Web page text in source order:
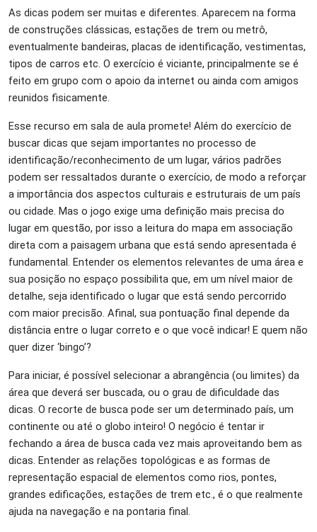
As dicas podem ser muitas e diferentes. Aparecem na forma
de construções clássicas, estações de trem ou metrô,
eventualmente bandeiras, placas de identificação, vestimentas,
tipos de carros etc. O exercício é viciante, principalmente se é
feito em grupo com o apoio da internet ou ainda com amigos
reunidos fisicamente.
Esse recurso em sala de aula promete! Além do exercício de
buscar dicas que sejam importantes no processo de
identificação/reconhecimento de um lugar, vários padrões
podem ser ressaltados durante o exercício, de modo a reforçar
a importância dos aspectos culturais e estruturais de um país
ou cidade. Mas o jogo exige uma definição mais precisa do
lugar em questão, por isso a leitura do mapa em associação
direta com a paisagem urbana que está sendo apresentada é
fundamental. Entender os elementos relevantes de uma área e
sua posição no espaço possibilita que, em um nível maior de
detalhe, seja identificado o lugar que está sendo percorrido
com maior precisão. Afinal, sua pontuação final depende da
distância entre o lugar correto e o que você indicar! E quem não
quer dizer ‘bingo’?
Para iniciar, é possível selecionar a abrangência (ou limites) da
área que deverá ser buscada, ou o grau de dificuldade das
dicas. O recorte de busca pode ser um determinado país, um
continente ou até o globo inteiro! O negócio é tentar ir
fechando a área de busca cada vez mais aproveitando bem as
dicas. Entender as relações topológicas e as formas de
representação espacial de elementos como rios, pontes,
grandes edificações, estações de trem etc., é o que realmente
ajuda na navegação e na pontaria final.